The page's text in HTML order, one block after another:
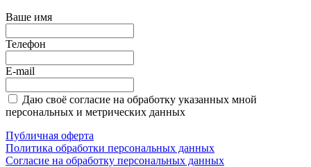
Ваше имя
Телефон
E-mail
Даю своё согласие на обработку указанных мной
персональных и метрических данных
Публичная оферта
Политика обработки персональных данных
Согласие на обработку персональных данных